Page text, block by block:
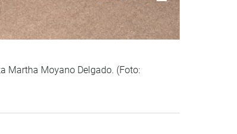
Martha Moyano Delgado. (Foto: